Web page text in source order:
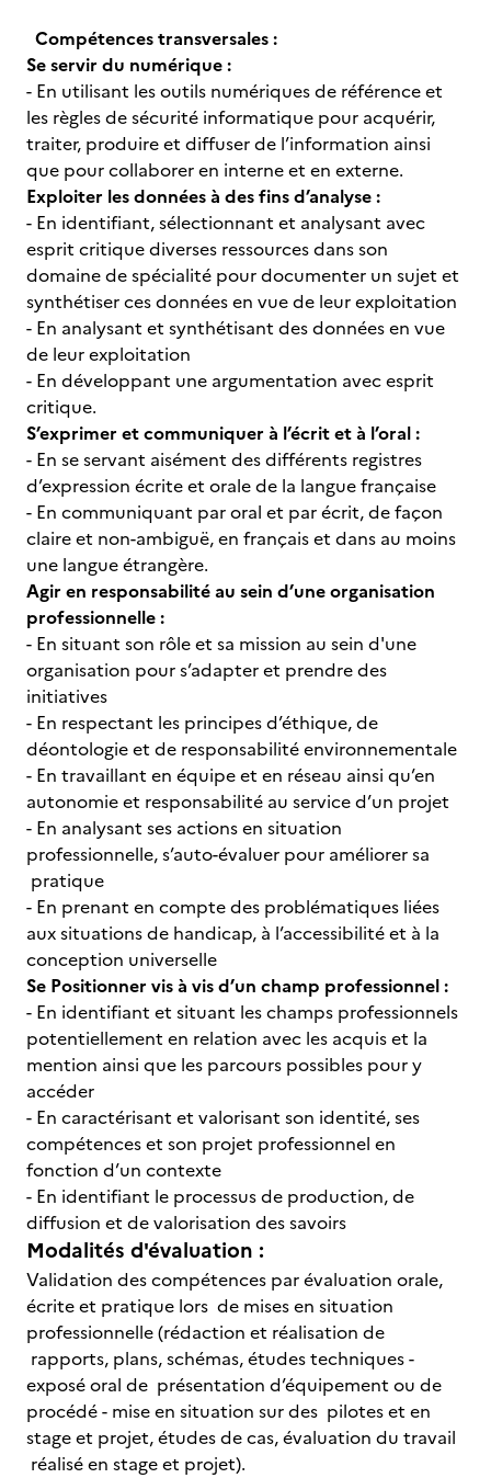
Compétences transversales :
Se servir du numérique :
- En utilisant les outils numériques de référence et
les règles de sécurité informatique pour acquérir,
traiter, produire et diffuser de l’information ainsi
que pour collaborer en interne et en externe.
Exploiter les données à des fins d’analyse :
- En identifiant, sélectionnant et analysant avec
esprit critique diverses ressources dans son
domaine de spécialité pour documenter un sujet et
synthétiser ces données en vue de leur exploitation
- En analysant et synthétisant des données en vue
de leur exploitation
- En développant une argumentation avec esprit
critique.
S’exprimer et communiquer à l’écrit et à l’oral :
- En se servant aisément des différents registres
d’expression écrite et orale de la langue française
- En communiquant par oral et par écrit, de façon
claire et non-ambiguë, en français et dans au moins
une langue étrangère.
Agir en responsabilité au sein d’une organisation
professionnelle :
- En situant son rôle et sa mission au sein d'une
organisation pour s’adapter et prendre des
initiatives
- En respectant les principes d’éthique, de
déontologie et de responsabilité environnementale
- En travaillant en équipe et en réseau ainsi qu’en
autonomie et responsabilité au service d’un projet
- En analysant ses actions en situation
professionnelle, s’auto-évaluer pour améliorer sa
pratique
- En prenant en compte des problématiques liées
aux situations de handicap, à l’accessibilité et à la
conception universelle
Se Positionner vis à vis d’un champ professionnel :
- En identifiant et situant les champs professionnels
potentiellement en relation avec les acquis et la
mention ainsi que les parcours possibles pour y
accéder
- En caractérisant et valorisant son identité, ses
compétences et son projet professionnel en
fonction d’un contexte
- En identifiant le processus de production, de
diffusion et de valorisation des savoirs
Modalités d'évaluation :
Validation des compétences par évaluation orale,
écrite et pratique lors de mises en situation
professionnelle (rédaction et réalisation de
rapports, plans, schémas, études techniques -
exposé oral de présentation d’équipement ou de
procédé - mise en situation sur des pilotes et en
stage et projet, études de cas, évaluation du travail
réalisé en stage et projet).